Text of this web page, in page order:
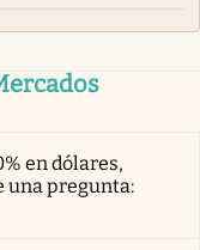
en dólares,
una pregunta: